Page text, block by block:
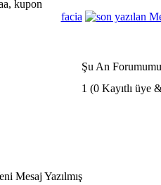
facia
Şu An
1 (0 Kayıtlı üye
Mesaj Yazılmış